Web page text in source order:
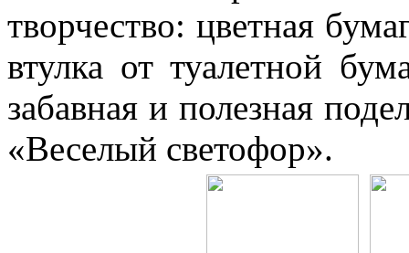
творчество: цветная
втулка от туалетной
забавная и полезная
«Веселый светофор».